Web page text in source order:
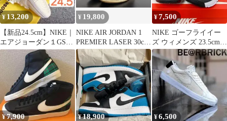
¥ 13,200
【新品24.5cm】NIKE｜
エアジョーダン１GS｜
ホワイト/ライトイエロ
ー
¥ 19,800
NIKE AIR JORDAN 1
PREMIER LASER 30cm
希少
¥7,500
NIKE ゴーフライイー
ズ ウィメンズ 23.5cm
ホワイトブラック 黒白
¥7,900 ¥18,900 ¥6,500